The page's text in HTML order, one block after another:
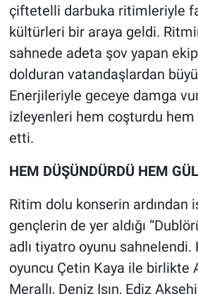
çiftetelli darbuka ritimleriyle
kültürleri bir araya geldi.
sahnede adeta şov yapan
dolduran vatandaşlardan
Enerjileriyle geceye damga
izleyenleri hem coşturdu
etti.
HEM DÜŞÜNDÜRDÜ HEM
Ritim dolu konserin ardından
gençlerin de yer aldığı
adlı tiyatro oyunu sahnelendi.
oyuncu Çetin Kaya ile birlikte
Merallı, Deniz Işın, Ediz